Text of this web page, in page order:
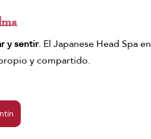
y sentir. El Japanese Head Spa en
y compartido.